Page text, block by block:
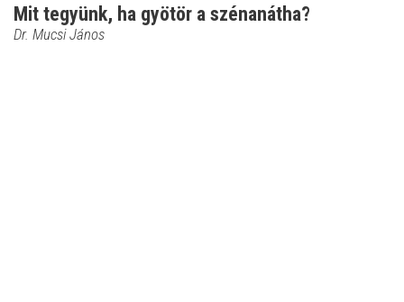
Mit tegyünk, ha gyötör a szénanátha?
Dr. Mucsi János